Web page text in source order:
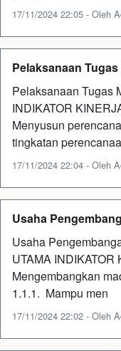
17/11/2024 22:05 - Oleh
Pelaksanaan
Pelaksanaan Tugas
INDIKATOR
Menyusun
tingkatan
17/11/2024 22:04 - Oleh
Usaha
Usaha
UTAMA
Mengembangkan
1.1.1. Mampu men
17/11/2024 22:02 - Oleh